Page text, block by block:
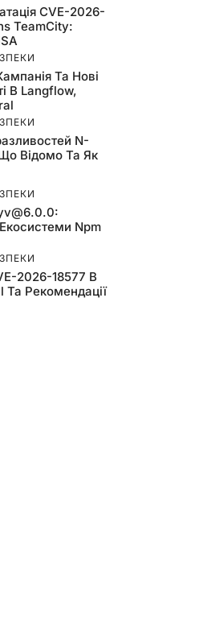
CVE-2026-
TeamCity:
Та Нові
В Langflow,
N-
Відомо Та Як
:
Npm
2026-18577 В
Рекомендації